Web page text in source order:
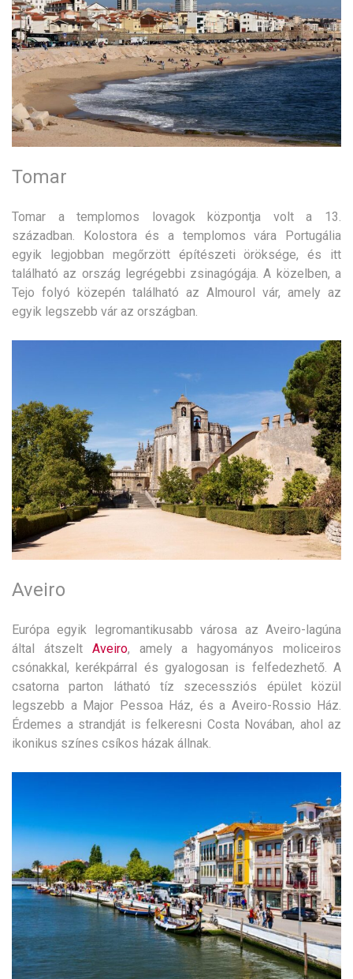
Tomar
Tomar a templomos lovagok központja volt a 13.
században. Kolostora és a templomos vára Portugália
egyik legjobban megőrzött építészeti öröksége, és itt
található az ország legrégebbi zsinagógája. A közelben, a
Tejo folyó közepén található az Almourol vár, amely az
egyik legszebb vár az országban.
Aveiro
Európa egyik legromantikusabb városa az Aveiro-lagúna
által átszelt Aveiro, amely a hagyományos moliceiros
csónakkal, kerékpárral és gyalogosan is felfedezhető. A
csatorna parton látható tíz szecessziós épület közül
legszebb a Major Pessoa Ház, és a Aveiro-Rossio Ház.
Érdemes a strandját is felkeresni Costa Novában, ahol az
ikonikus színes csíkos házak állnak.